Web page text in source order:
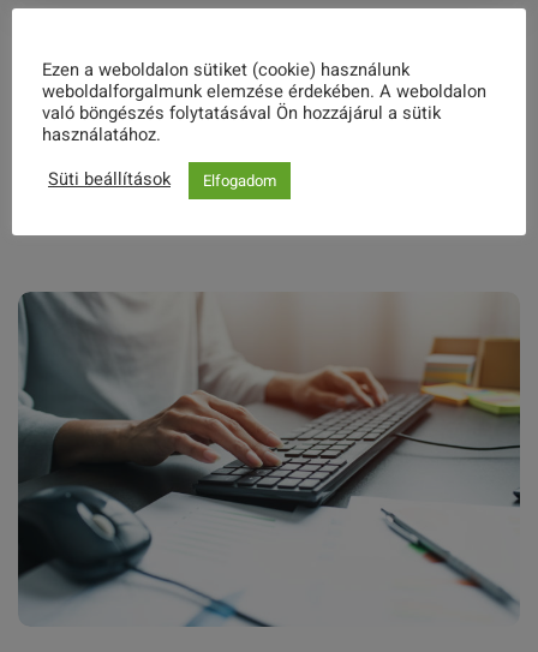
Related Posts
Kukoricafesztivál 2018 (összefoglaló)
Ezen a weboldalon sütiket (cookie) használunk
weboldalforgalmunk elemzése érdekében. A weboldalon
való böngészés folytatásával Ön hozzájárul a sütik
használatához.
Süti beállítások
Elfogadom